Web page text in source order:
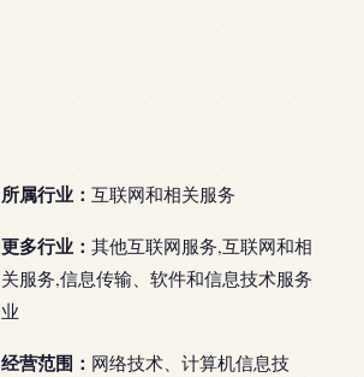
所属行业： 互联网和相关服务
更多行业： 其他互联网服务,互联网和相
关服务,信息传输、软件和信息技术服务
业
经营范围： 网络技术、计算机信息技